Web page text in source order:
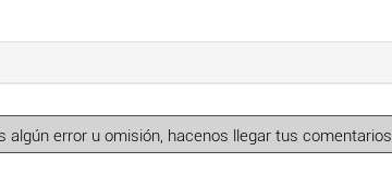
error u omisión, hacenos llegar tus comentarios